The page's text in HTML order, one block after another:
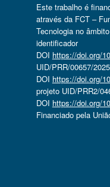
Este trabalho é
através da FCT –
Tecnologia no
identificador
DOI https://doi.org/
UID/PRR/00657/
DOI https://doi.org/
projeto UID/PRR2/
DOI https://doi.org/
Financiado pela